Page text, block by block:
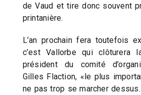
de Vaud et tire donc souvent
printanière.
L’an prochain fera toutefois
c’est Vallorbe qui clôturera
président du comité
Gilles Flaction, «le plus
ne pas trop se marcher